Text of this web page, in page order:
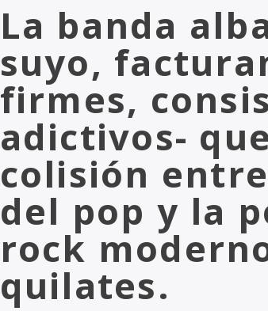
La banda
suyo,
firmes,
adictivos-
colisión
del pop y la
rock
quilates.